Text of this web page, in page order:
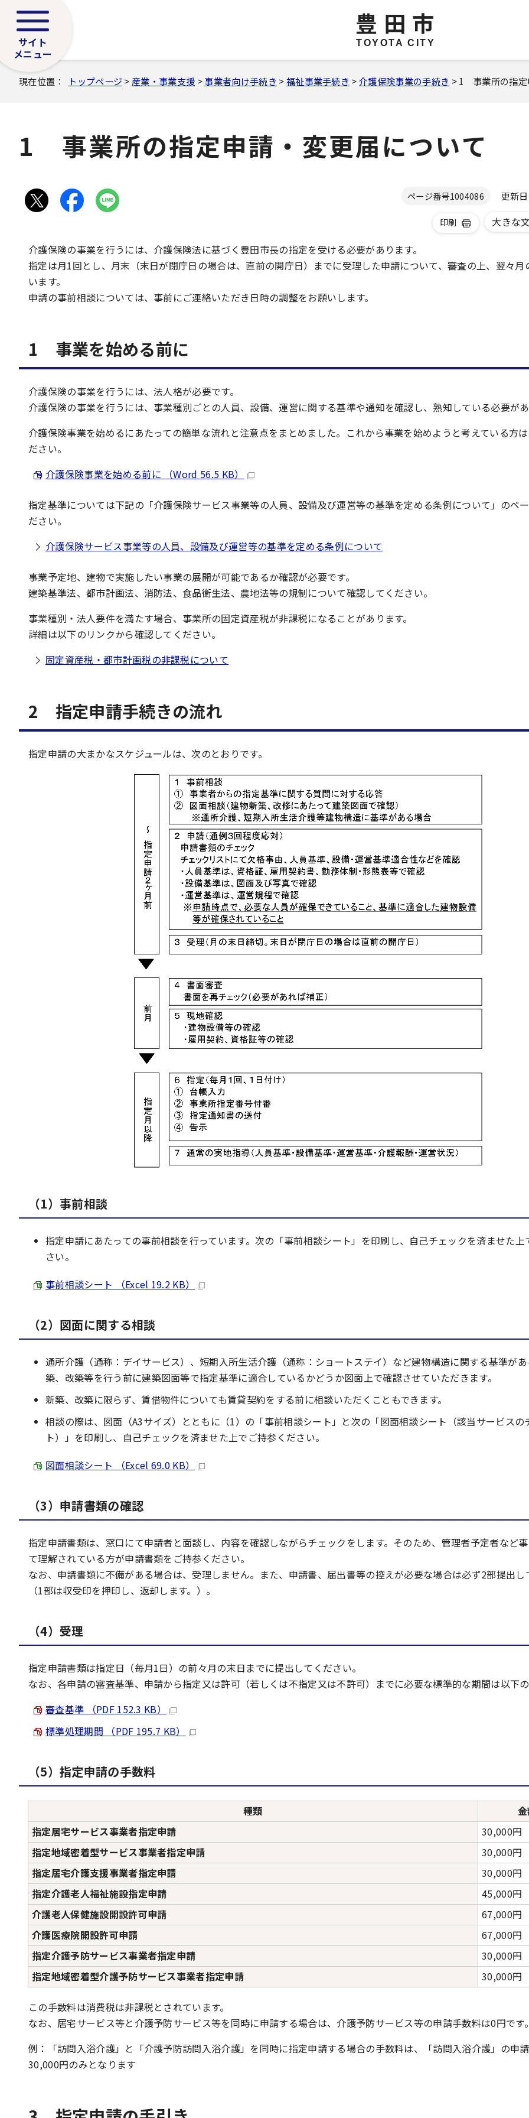
豊田市
TOYOTA CITY
サイト
メニュー
現在位置： トップページ > 産業・事業支援 >事業者向け手続き >福祉事業手続き >介護保険事業の手続き > 1 事業所の指定
1 事業所の指定申請・変更届について
ページ番号1004086 更新日
印刷
大きな
介護保険の事業を行うには、介護保険法に基づく豊田市長の指定を受ける必要があります。
指定は月1回とし、月末（末日が閉庁日の場合は、直前の開庁日）までに受理した申請について、審査の上、翌々月
います。
申請の事前相談については、事前にご連絡いただき日時の調整をお願いします。
1 事業を始める前に
介護保険の事業を行うには、法人格が必要です。
介護保険の事業を行うには、事業種別ごとの人員、設備、運営に関する基準や通知を確認し、熟知している必要があ
介護保険事業を始めるにあたっての簡単な流れと注意点をまとめました。これから事業を始めようと考えている方
ださい。
介護保険事業を始める前に （Word 56.5 KB）
指定基準については下記の「介護保険サービス事業等の人員、設備及び運営等の基準を定める条例について」のペ
ださい。
介護保険サービス事業等の人員、設備及び運営等の基準を定める条例について
事業予定地、建物で実施したい事業の展開が可能であるか確認が必要です。
建築基準法、都市計画法、消防法、食品衛生法、農地法等の規制について確認してください。
事業種別・法人要件を満たす場合、事業所の固定資産税が非課税になることがあります。
詳細は以下のリンクから確認してください。
固定資産税・都市計画税の非課税について
2 指定申請手続きの流れ
指定申請の大まかなスケジュールは、次のとおりです。
（1）事前相談
指定申請にあたっての事前相談を行っています。次の「事前相談シート」を印刷し、自己チェックを済ませた上
さい。
事前相談シート （Excel 19.2 KB）
（2）図面に関する相談
通所介護（通称：デイサービス）、短期入所生活介護（通称：ショートステイ）など建物構造に関する基準が
築、改築等を行う前に建築図面等で指定基準に適合しているかどうか図面上で確認させていただきます。
新築、改築に限らず、賃借物件についても賃貸契約をする前に相談いただくこともできます。
相談の際は、図面（A3サイズ）とともに（1）の「事前相談シート」と次の「図面相談シート（該当サービスの
ト）」を印刷し、自己チェックを済ませた上でご持参ください。
図面相談シート （Excel 69.0 KB）
（3）申請書類の確認
指定申請書類は、窓口にて申請者と面談し、内容を確認しながらチェックをします。そのため、管理者予定者など
て理解されている方が申請書類をご持参ください。
なお、申請書類に不備がある場合は、受理しません。また、申請書、届出書等の控えが必要な場合は必ず2部提出し
（1部は収受印を押印し、返却します。）。
（4）受理
指定申請書類は指定日（毎月1日）の前々月の末日までに提出してください。
なお、各申請の審査基準、申請から指定又は許可（若しくは不指定又は不許可）までに必要な標準的な期間は以下の
審査基準 （PDF 152.3 KB）
標準処理期間 （PDF 195.7 KB）
（5）指定申請の手数料
種類
指定居宅サービス事業者指定申請
30,000円
指定地域密着型サービス事業者指定申請
30,000円
指定居宅介護支援事業者指定申請
30,000円
指定介護老人福祉施設指定申請
45,000円
介護老人保健施設開設許可申請
67,000円
介護医療院開設許可申請
67,000円
指定介護予防サービス事業者指定申請
30,000円
指定地域密着型介護予防サービス事業者指定申請
30,000円
この手数料は消費税は非課税とされています。
なお、居宅サービス等と介護予防サービス等を同時に申請する場合は、介護予防サービス等の申請手数料は0円です。
例：「訪問入浴介護」と「介護予防訪問入浴介護」を同時に指定申請する場合の手数料は、「訪問入浴介護」の申
30,000円のみとなります